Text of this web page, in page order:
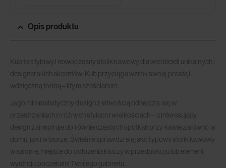
Opis produktu
Kub to stylowy i nowoczesny stolik kawowy dla wielbicieli unikalnych i
designerskich akcentów. Kub przyciąga wzrok swoją prostą i
wdzięczną formą – litym sześcianem.
Jego minimalistyczny design z łatwością odnajdzie się w
przestrzeniach o różnych stylach i wielkościach – a interesujący
design zainspiruje do równie częstych spotkań przy kawie zarówno w
domu, jak i w biurze. Świetnie sprawdzi się jako typowy stolik kawowy
w salonie, miejsce do odłożenia kluczy w przedpokoju lub element
wystroju poczekalni Twojego gabinetu.